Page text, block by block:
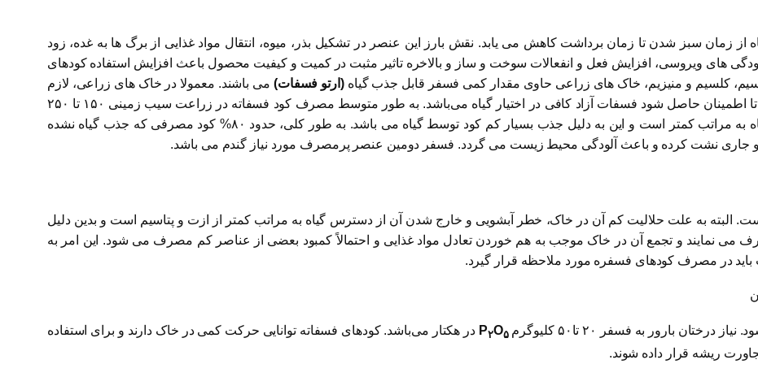
زمان سبز شدن تا زمان برداشت کاهش می یابد. نقش بارز این عنصر در تشکیل بذر، میوه، انتقال مواد غذایی از برگ ها به غده، زود
های ویروسی، افزایش فعل و انفعالات سوخت و ساز و بالاخره تاثیر مثبت در کمیت و کیفیت محصول باعث افزایش استفاده کودهای
کلسیم و منیزیم، خاک های زراعی حاوی مقدار کمی فسفر قابل جذب گیاه(ارتو فسفات) می باشند. معمولا در خاک های زراعی، لازم
است فسفر به صورت کود شیمیایی به خاک اضافه شود تا اطمینان حاصل شود فسفات آزاد کافی در اختیار گیاه می‌باشد. به طور متوسط مصرف کود فسفاته در زراعت سیب زمینی ۱۵۰ تا ۲۵۰
کیلوگرم در هکتار می باشد. در صورتی که مقدار نیاز گیاه به مراتب کمتر است و این به دلیل جذب بسیار کم کود توسط گیاه می باشد. به طور کلی، حدود ۸۰% کود مصرفی که جذب گیاه نشده
و جاری نشت کرده و باعث آلودگی محیط زیست می گردد. فسفر دومین عنصر پرمصرف مورد نیاز گندم می باشد.
البته به علت حلالیت کم آن در خاک، خطر آبشویی و خارج شدن آن از دسترس گیاه به مراتب کمتر از ازت و پتاسیم است و بدین دلیل
می نمایند و تجمع آن در خاک موجب به هم خوردن تعادل مواد غذایی و احتمالاً کمبود بعضی از عناصر کم مصرف می شود. این امر به
در مصرف کودهای فسفره مورد ملاحظه قرار گیرد.
بارور به فسفر ۲۰ تا۵۰ کلیوگرم P۲O۵
در هکتار می‌باشد. کودهای فسفاته توانایی حرکت کمی در خاک دارند و برای استفاده